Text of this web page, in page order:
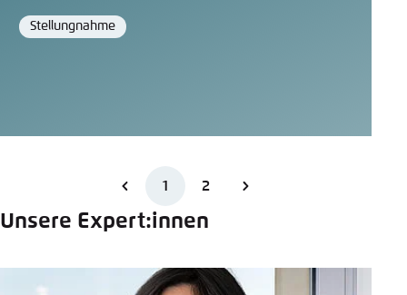
Format
Stellungnahme
1 2
Unsere Expert:innen